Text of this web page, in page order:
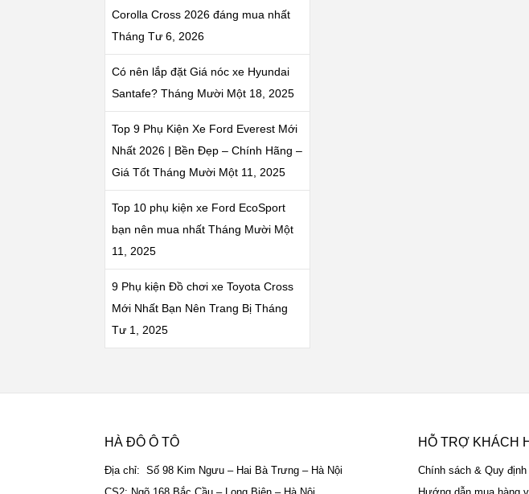
Corolla Cross 2026 đáng mua nhất
Tháng Tư 6, 2026
Có nên lắp đặt Giá nóc xe Hyundai
Santafe? Tháng Mười Một 18, 2025
Top 9 Phụ Kiện Xe Ford Everest Mới
Nhất 2026 | Bền Đẹp – Chính Hãng –
Giá Tốt Tháng Mười Một 11, 2025
Top 10 phụ kiện xe Ford EcoSport
bạn nên mua nhất Tháng Mười Một
11, 2025
9 Phụ kiện Đồ chơi xe Toyota Cross
Mới Nhất Bạn Nên Trang Bị Tháng
Tư 1, 2025
HÀ ĐÔ Ô TÔ
Địa chỉ: Số 98 Kim Ngưu – Hai Bà Trưng – Hà Nội
HỖ TRỢ KHÁCH
Chính sách & Quy định